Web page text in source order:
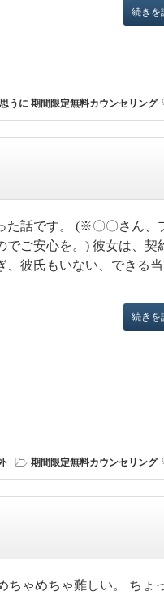
続きを
うに 期間限定無料カウンセリング
た話です。 (※〇〇さん、
でご安心を。) 彼女は、契
、彼氏もいない、できる
続きを
期間限定無料カウンセリング
ちゃめちゃ難しい。 ちょ